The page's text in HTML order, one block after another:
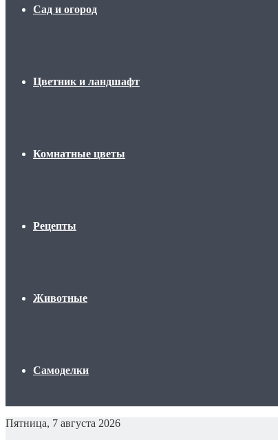
Сад и огород
Цветник и ландшафт
Комнатные цветы
Рецепты
Животные
Самоделки
Пятница, 7 августа 2026